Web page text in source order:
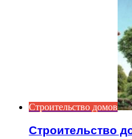
Строительство домов
Строительство